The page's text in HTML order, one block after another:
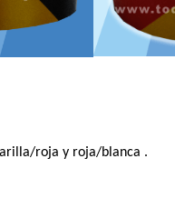
roja y roja/blanca .